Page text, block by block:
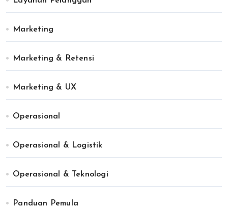
Marketing
Marketing & Retensi
Marketing & UX
Operasional
Operasional & Logistik
Operasional & Teknologi
Panduan Pemula